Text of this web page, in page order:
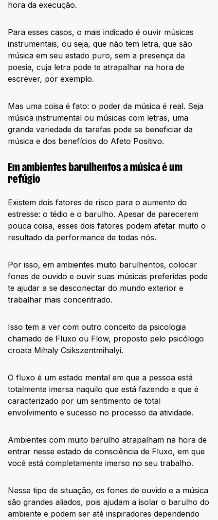
hora da execução.
Para esses casos, o mais indicado é ouvir músicas
instrumentais, ou seja, que não tem letra, que são
música em seu estado puro, sem a presença da
poesia, cuja letra pode te atrapalhar na hora de
escrever, por exemplo.
Mas uma coisa é fato: o poder da música é real. Seja
música instrumental ou músicas com letras, uma
grande variedade de tarefas pode se beneficiar da
música e dos benefícios do Afeto Positivo.
Em ambientes barulhentos a música é um
refúgio
Existem dois fatores de risco para o aumento do
estresse: o tédio e o barulho. Apesar de parecerem
pouca coisa, esses dois fatores podem afetar muito o
resultado da performance de todas nós.
Por isso, em ambientes muito barulhentos, colocar
fones de ouvido e ouvir suas músicas preferidas pode
te ajudar a se desconectar do mundo exterior e
trabalhar mais concentrado.
Isso tem a ver com outro conceito da psicologia
chamado de Fluxo ou Flow, proposto pelo psicólogo
croata Mihaly Csikszentmihalyi.
O fluxo é um estado mental em que a pessoa está
totalmente imersa naquilo que está fazendo e que é
caracterizado por um sentimento de total
envolvimento e sucesso no processo da atividade.
Ambientes com muito barulho atrapalham na hora de
entrar nesse estado de consciência de Fluxo, em que
você está completamente imerso no seu trabalho.
Nesse tipo de situação, os fones de ouvido e a música
são grandes aliados, pois ajudam a isolar o barulho do
ambiente e podem ser até inspiradores dependendo